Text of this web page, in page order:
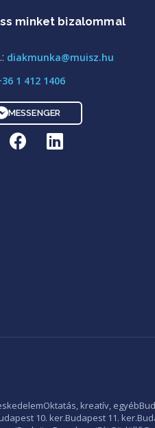
minket bizalommal
diakmunka@muisz.hu
1 412 1406
MESSENGER
Oktatás, kreatív, egyéb
10. ker.Budapest 11. ker.